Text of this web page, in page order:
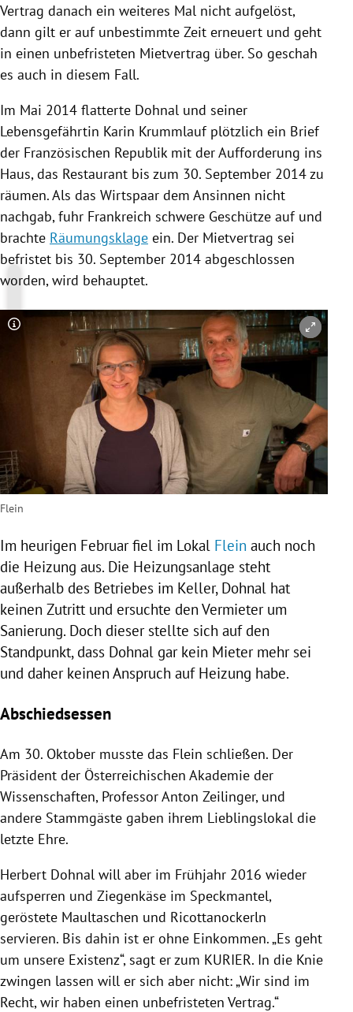
Vertrag danach ein weiteres Mal nicht aufgelöst,
dann gilt er auf unbestimmte Zeit erneuert und geht
in einen unbefristeten Mietvertrag über. So geschah
es auch in diesem Fall.
Im Mai 2014 flatterte Dohnal und seiner
Lebensgefährtin Karin Krummlauf plötzlich ein Brief
der Französischen Republik mit der Aufforderung ins
Haus, das Restaurant bis zum 30. September 2014 zu
räumen. Als das Wirtspaar dem Ansinnen nicht
nachgab, fuhr Frankreich schwere Geschütze auf und
brachte Räumungsklage ein. Der Mietvertrag sei
befristet bis 30. September 2014 abgeschlossen
worden, wird behauptet.
Copyright-Hinweis öffnen/schließen
Flein
Im heurigen Februar fiel im Lokal Flein auch noch
die Heizung aus. Die Heizungsanlage steht
außerhalb des Betriebes im Keller, Dohnal hat
keinen Zutritt und ersuchte den Vermieter um
Sanierung. Doch dieser stellte sich auf den
Standpunkt, dass Dohnal gar kein Mieter mehr sei
und daher keinen Anspruch auf Heizung habe.
Abschiedsessen
Am 30. Oktober musste das Flein schließen. Der
Präsident der Österreichischen Akademie der
Wissenschaften, ProfessorAnton Zeilinger, und
andere Stammgäste gaben ihrem Lieblingslokal die
letzte Ehre.
Herbert Dohnal will aber im Frühjahr 2016 wieder
aufsperren und Ziegenkäse im Speckmantel,
geröstete Maultaschen und Ricottanockerln
servieren. Bis dahin ist er ohne Einkommen. „Es geht
um unsere Existenz“, sagt er zum KURIER. In die Knie
zwingen lassen will er sich aber nicht: „Wir sind im
Recht, wir haben einen unbefristeten Vertrag.“